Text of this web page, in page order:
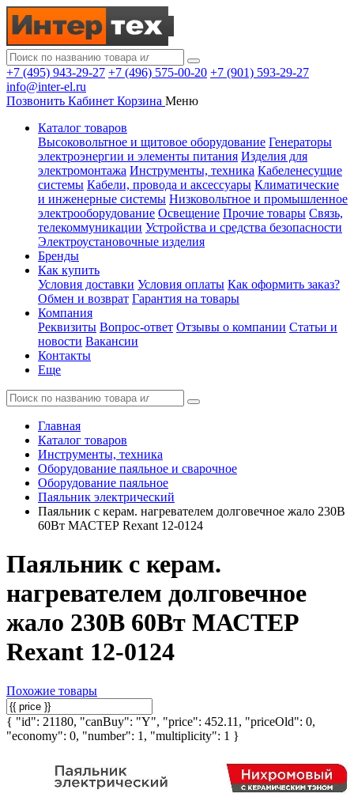
+7 (495) 943-29-27 +7 (496) 575-00-20 +7 (901) 593-29-27
info@inter-el.ru
Позвонить Кабинет Корзина Меню
Каталог товаров
Высоковольтное и щитовое оборудование Генераторы
электроэнергии и элементы питания Изделия для
электромонтажа Инструменты, техника Кабеленесущие
системы Кабели, провода и аксессуары Климатические
и инженерные системы Низковольтное и промышленное
электрооборудование Освещение Прочие товары Связь,
телекоммуникации Устройства и средства безопасности
Электроустановочные изделия
Бренды
Как купить
Условия доставки Условия оплаты Как оформить заказ?
Обмен и возврат Гарантия на товары
Компания
Реквизиты Вопрос-ответ Отзывы о компании Статьи и
новости Вакансии
Контакты
Еще
Главная
Каталог товаров
Инструменты, техника
Оборудование паяльное и сварочное
Оборудование паяльное
Паяльник электрический
Паяльник с керам. нагревателем долговечное жало 230В
60Вт МАСТЕР Rexant 12-0124
Паяльник с керам.
нагревателем долговечное
жало 230В 60Вт МАСТЕР
Rexant 12-0124
Похожие товары
{ "id": 21180, "canBuy": "Y", "price": 452.11, "priceOld": 0,
"economy": 0, "number": 1, "multiplicity": 1 }